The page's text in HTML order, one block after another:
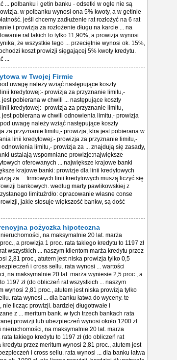
... polbanku i getin banku - odsetki w ogle nie są
w polbanku wynosi ona 5% kwoty, a w getinie
jeśli chcemy zadłużenie rat rozłożyć na 6 rat
i prowizja za rozłożenie długu na karcie ... na
rat takich to tylko 11,90%, a prowizja wynosi
że wszystkie tego ... przeciętnie wynosi ok. 15%,
koszt prowizji sięgającej 5% kwoty kredytu.
...
w Twojej Firmie
uwagę należy wziąć następujące koszty
kredytowej:- prowizja za przyznanie limitu,-
jest pobierana w chwili ... następujące koszty
kredytowej:- prowizja za przyznanie limitu,-
jest pobierana w chwili odnowienia limitu,- prowizja
uwagę należy wziąć następujące koszty
za przyznanie limitu,- prowizja, ktra jest pobierana w
linii kredytowej:- prowizja za przyznanie limitu,-
limitu,- prowizja za ... znajdują się zasady,
ustalają wspomniane prowizje:największe
oferowanych ... największe krajowe banki
krajowe banki: prowizje dla linii kredytowych
za ... firmowych linii kredytowych muszą liczyć się
bankowych. według marty pawlikowskiej z
limituźrdło: opracowanie własne conse
jakie stosuje większość bankw, są dość
pożyczka hipoteczna
nieruchomości, na maksymalnie 20 lat. marża
a prowizja 1 proc. rata takiego kredytu to 1197 zł
wszystkich ... naszym klientom marża kredytu przez
2,81 proc., atutem jest niska prowizja tylko 0,5
i cross sellu. rata wynosi ... wartości
na maksymalnie 20 lat. marża wyniesie 2,5 proc., a
1197 zł (do obliczeń rat wszystkich ... naszym
wynosi 2,81 proc., atutem jest niska prowizja tylko
rata wynosi ... dla banku łatwa do wyceny. te
nie licząc prowizji. bardziej długotrwałe i
z ... meritum bank. w tych trzech bankach rata
prowizji lub ubezpieczeń wynosi około 1200 zł.
nieruchomości, na maksymalnie 20 lat. marża
takiego kredytu to 1197 zł (do obliczeń rat
przez meritum wynosi 2,81 proc., atutem jest
i cross sellu. rata wynosi ... dla banku łatwa